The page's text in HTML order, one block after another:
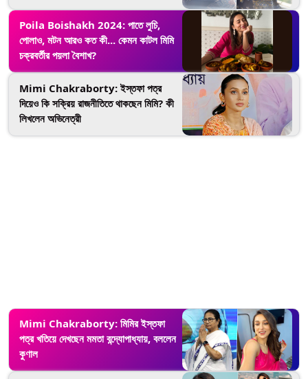
Poila Boishakh 2024: পাতে লুচি,
পোলাও, মটন আরও কত কী... কেমন কাটল মিমি
চক্রবর্তীর পয়লা বৈশাখ?
Mimi Chakraborty: ইস্তফা পত্র
দিয়েও কি সক্রিয় রাজনীতিতে থাকছেন মিমি? কী
লিখলেন অভিনেত্রী
Mimi Chakraborty: মিমির ইস্তফা
পত্র খতিয়ে দেখছেন মমতা বন্দ্যোপাধ্যায়, বললেন
কুণাল